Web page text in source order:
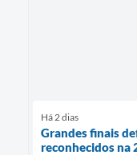
Há 2 dias
Grandes finais
reconhecidos na